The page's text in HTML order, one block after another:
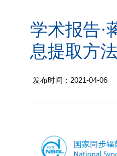
学术报告·
息提取方
发布时间：2021-04-06